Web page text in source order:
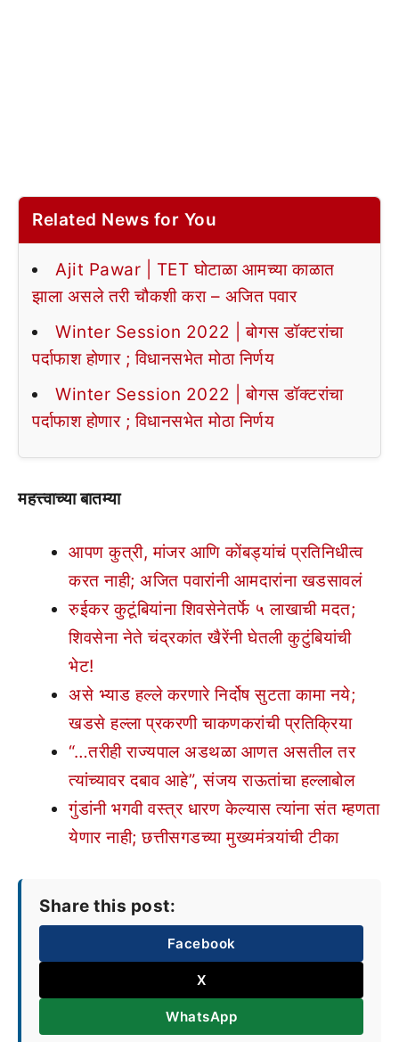
Related News for You
Ajit Pawar | TET घोटाळा आमच्या काळात
झाला असले तरी चौकशी करा – अजित पवार
Winter Session 2022 | बोगस डॉक्टरांचा
पर्दाफाश होणार ; विधानसभेत मोठा निर्णय
Winter Session 2022 | बोगस डॉक्टरांचा
पर्दाफाश होणार ; विधानसभेत मोठा निर्णय
महत्त्वाच्या बातम्या
आपण कुत्री, मांजर आणि कोंबड्यांचं प्रतिनिधीत्व
करत नाही; अजित पवारांनी आमदारांना खडसावलं
रुईकर कुटूंबियांना शिवसेनेतर्फे ५ लाखाची मदत;
शिवसेना नेते चंद्रकांत खैरेंनी घेतली कुटुंबियांची
भेट!
असे भ्याड हल्ले करणारे निर्दोष सुटता कामा नये;
खडसे हल्ला प्रकरणी चाकणकरांची प्रतिक्रिया
“…तरीही राज्यपाल अडथळा आणत असतील तर
त्यांच्यावर दबाव आहे”, संजय राऊतांचा हल्लाबोल
गुंडांनी भगवी वस्त्र धारण केल्यास त्यांना संत म्हणता
येणार नाही; छत्तीसगडच्या मुख्यमंत्र्यांची टीका
Share this post:
Facebook
X
WhatsApp